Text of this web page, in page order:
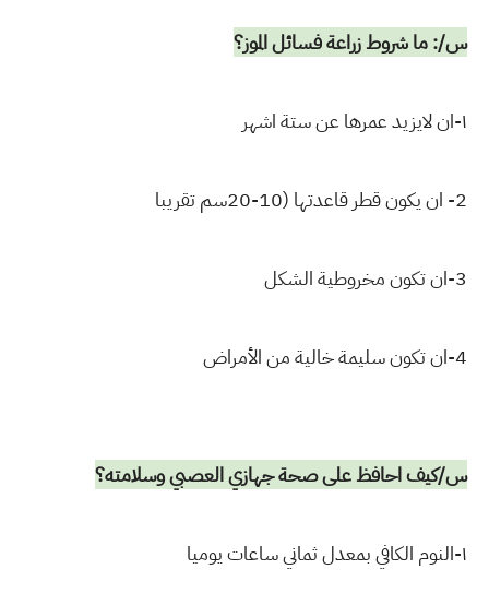
س/: ما شروط زراعة فسائل الموز؟
١-ان لايزيد عمرها عن ستة اشهر
2- ان يكون قطر قاعدتها (10-20سم تقريبا
3-ان تكون مخروطية الشكل
4-ان تكون سليمة خالية من الأمراض
س/كيف احافظ على صحة جهازي العصبي وسلامته؟
١-النوم الكافي بمعدل ثماني ساعات يوميا